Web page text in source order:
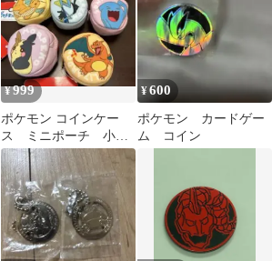
¥999
ポケモン コインケー
ス ミニポーチ 小物
入れ5個セット
¥600
ポケモン カードゲー
ム コイン